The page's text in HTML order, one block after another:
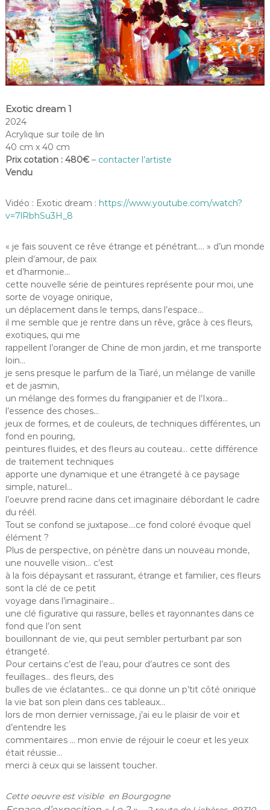
Exotic dream 1
2024
Acrylique sur toile de lin
40 cm x 40 cm
Prix cotation : 480€– contacter l’artiste
Vendu
Vidéo : Exotic dream : https://www.youtube.com/watch?
v=7lRbhSu3H_8
« je fais souvent ce rêve étrange et pénétrant…. » d’un monde
plein d’amour, de paix
et d’harmonie…
cette nouvelle série de peintures représente pour moi, une
sorte de voyage onirique,
un déplacement dans le temps, dans l’espace…
il me semble que je rentre dans un rêve, grâce à ces fleurs,
exotiques, qui me
rappellent l’oranger de Chine de mon jardin, et me transporte
loin…
je sens presque le parfum de la Tiaré, un mélange de vanille
et de jasmin,
un mélange des formes du frangipanier et de l’Ixora…
l’essence des choses…
jeux de formes, et de couleurs, de techniques différentes, un
fond en pouring,
peintures fluides, et des fleurs au couteau… cette différence
de traitement techniques
apporte une dynamique et une étrangeté à ce paysage
simple, naturel…
l’oeuvre prend racine dans cet imaginaire débordant le cadre
du réél.
Tout se confond se juxtapose….ce fond coloré évoque quel
élément ?
Plus de perspective, on pénètre dans un nouveau monde,
une nouvelle vision… c’est
à la fois dépaysant et rassurant, étrange et familier, ces fleurs
sont la clé de ce petit
voyage dans l’imaginaire…
une clé figurative qui rassure, belles et rayonnantes dans ce
fond que l’on sent
bouillonnant de vie, qui peut sembler perturbant par son
étrangeté.
Pour certains c’est de l’eau, pour d’autres ce sont des
feuillages… des fleurs, des
bulles de vie éclatantes… ce qui donne un p’tit côté onirique
la vie bat son plein dans ces tableaux…
lors de mon dernier vernissage, j’ai eu le plaisir de voir et
d’entendre les
commentaires … mon envie de réjouir le coeur et les yeux
était réussie…
merci à ceux qui se laissent toucher.
Cette oeuvre est visible en Bourgogne